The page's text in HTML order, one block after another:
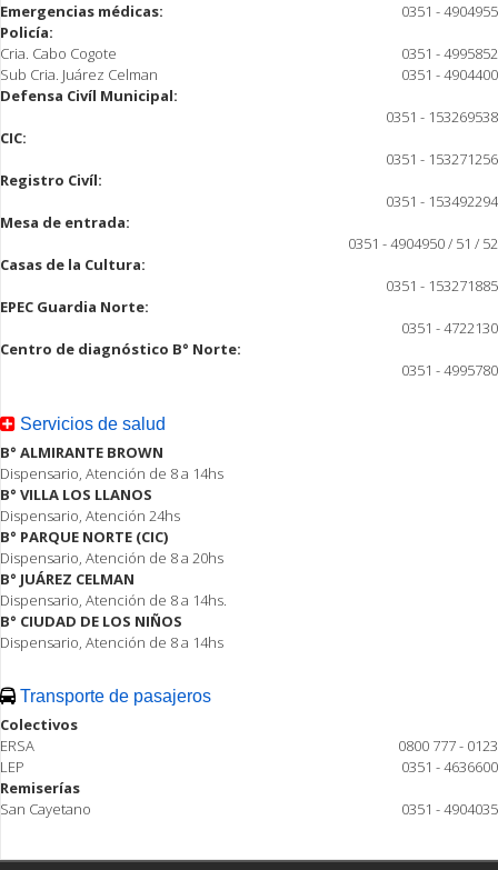
Emergencias médicas:
0351 - 4904955
Policía:
Cria. Cabo Cogote
0351 - 4995852
Sub Cria. Juárez Celman
0351 - 4904400
Defensa Civíl Municipal:
0351 - 153269538
CIC:
0351 - 153271256
Registro Civíl:
0351 - 153492294
Mesa de entrada:
0351 - 4904950 / 51 / 52
Casas de la Cultura:
0351 - 153271885
EPEC Guardia Norte:
0351 - 4722130
Centro de diagnóstico B° Norte:
0351 - 4995780
Servicios de salud
B° ALMIRANTE BROWN
Dispensario, Atención de 8 a 14hs
B° VILLA LOS LLANOS
Dispensario, Atención 24hs
B° PARQUE NORTE (CIC)
Dispensario, Atención de 8 a 20hs
B° JUÁREZ CELMAN
Dispensario, Atención de 8 a 14hs.
B° CIUDAD DE LOS NIÑOS
Dispensario, Atención de 8 a 14hs
Transporte de pasajeros
Colectivos
ERSA
0800 777 - 0123
LEP
0351 - 4636600
Remiserías
San Cayetano
0351 - 4904035